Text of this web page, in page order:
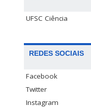
UFSC Ciência
REDES SOCIAIS
Facebook
Twitter
Instagram